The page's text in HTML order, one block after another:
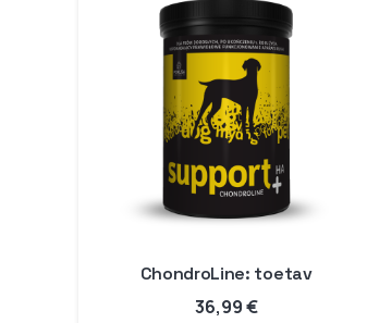
ChondroLine: toetav
36,99€